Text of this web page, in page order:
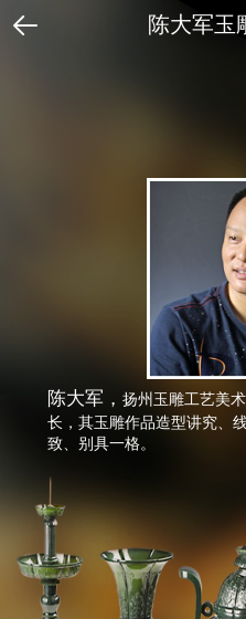
陈大军玉
陈大军， 扬州玉雕工艺美
长，其玉雕作品造型讲究、
致、别具一格。